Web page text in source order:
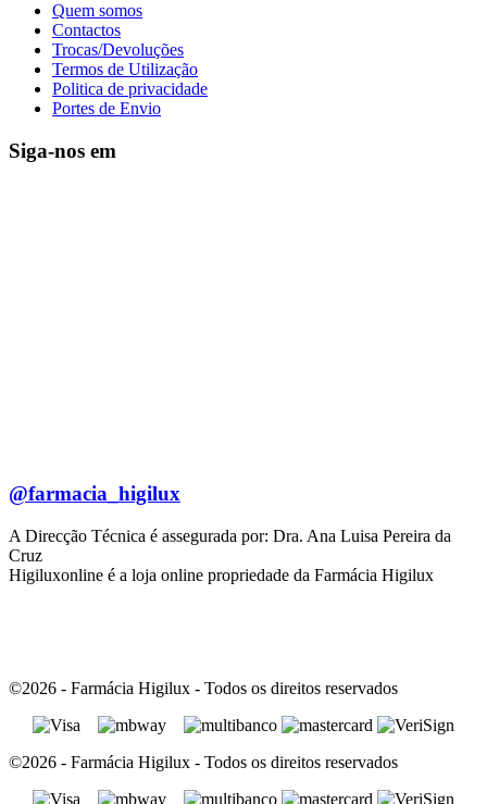
Quem somos
Contactos
Trocas/Devoluções
Termos de Utilização
Politica de privacidade
Portes de Envio
Siga-nos em
@farmacia_higilux
A Direcção Técnica é assegurada por: Dra. Ana Luisa Pereira da
Cruz
Higiluxonline é a loja online propriedade da Farmácia Higilux
©2026 - Farmácia Higilux - Todos os direitos reservados
©2026 - Farmácia Higilux - Todos os direitos reservados